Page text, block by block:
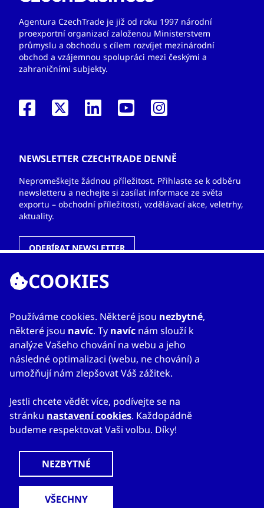
Agentura CzechTrade je již od roku 1997 národní
proexportní organizací založenou Ministerstvem
průmyslu a obchodu s cílem rozvíjet mezinárodní
obchod a vzájemnou spolupráci mezi českými a
zahraničními subjekty.
NEWSLETTER CZECHTRADE DENNĚ
Nepromeškejte žádnou příležitost. Přihlaste se k odběru
newsletteru a nechejte si zasílat informace ze světa
exportu – obchodní příležitosti, vzdělávací akce, veletrhy,
aktuality.
ODEBÍRAT NEWSLETTER
ODKAZY
O nás
Zahraniční kanceláře
Služby
Kontakty
© 2023
CzechTrade
Mapa webu
COOKIES
Používáme cookies. Některé jsou nezbytné,
některé jsou navíc. Ty navíc nám slouží k
analýze Vašeho chování na webu a jeho
následné optimalizaci (webu, ne chování) a
umožňují nám zlepšovat Váš zážitek.
Jestli chcete vědět více, podívejte se na
stránku nastavení cookies. Každopádně
budeme respektovat Vaši volbu. Díky!